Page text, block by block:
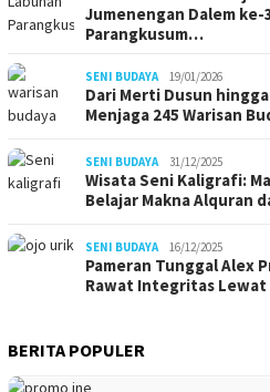
Jumenengan Dalem ke-
Parangkusum…
SENI BUDAYA 19/01/2026
Dari Merti Dusun
Menjaga 245 Warisan
SENI BUDAYA 31/12/2025
Wisata Seni Kaligrafi:
Belajar Makna Alquran
SENI BUDAYA 16/12/2025
Pameran Tunggal Alex
Rawat Integritas Lewat
BERITA POPULER